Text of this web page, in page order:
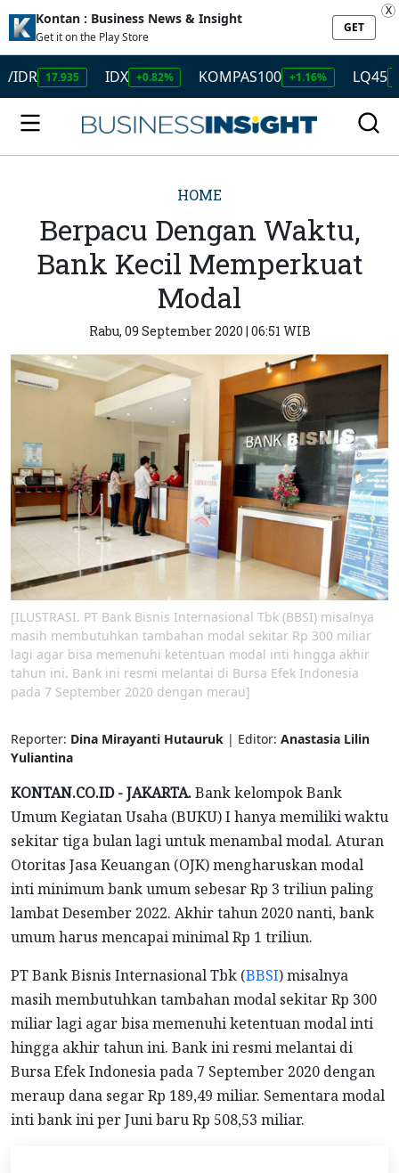
Kontan : Business News & Insight
Get it on the Play Store
GET
X
17.935 IDX +0.82% KOMPAS100 +1.16% LQ45
HOME
Berpacu Dengan Waktu,
Bank Kecil Memperkuat
Modal
Rabu, 09 September 2020 | 06:51 WIB
[ILUSTRASI. PT Bank Bisnis Internasional Tbk (BBSI) misalnya
masih membutuhkan tambahan modal sekitar Rp 300 miliar
lagi agar bisa memenuhi ketentuan modal inti hingga akhir
tahun ini. Bank ini resmi melantai di Bursa Efek Indonesia
pada 7 September 2020 dengan merau]
Reporter: Dina Mirayanti Hutauruk | Editor: Anastasia Lilin
Yuliantina
KONTAN.CO.ID -JAKARTA.Bank kelompok Bank
Umum Kegiatan Usaha (BUKU) I hanya memiliki waktu
sekitar tiga bulan lagi untuk menambal modal. Aturan
Otoritas Jasa Keuangan (OJK) mengharuskan modal
inti minimum bank umum sebesar Rp 3 triliun paling
lambat Desember 2022. Akhir tahun 2020 nanti, bank
umum harus mencapai minimal Rp 1 triliun.
PT Bank Bisnis Internasional Tbk (BBSI) misalnya
masih membutuhkan tambahan modal sekitar Rp 300
miliar lagi agar bisa memenuhi ketentuan modal inti
hingga akhir tahun ini. Bank ini resmi melantai di
Bursa Efek Indonesia pada 7 September 2020 dengan
meraup dana segar Rp 189,49 miliar. Sementara modal
inti bank ini per Juni baru Rp 508,53 miliar.